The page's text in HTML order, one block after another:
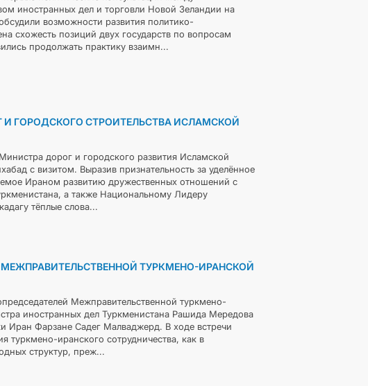
иностранных дел и торговли Новой Зеландии на
возможности развития политико-
схожесть позиций двух государств по вопросам
продолжать практику взаимн...
ГОРОДСКОГО СТРОИТЕЛЬСТВА ИСЛАМСКОЙ
дорог и городского развития Исламской
с визитом. Выразив признательность за уделённое
Ираном развитию дружественных отношений с
а также Национальному Лидеру
тёплые слова...
ТУРКМЕНО-ИРАНСКОЙ
Межправительственной туркмено-
иностранных дел Туркменистана Рашида Мередова
Иран Фарзане Садег Малваджерд. В ходе встречи
туркмено-иранского сотрудничества, как в
структур, преж...